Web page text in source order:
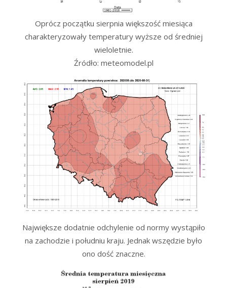
Oprócz początku sierpnia większość miesiąca
charakteryzowały temperatury wyższe od średniej
wieloletnie.
Źródło: meteomodel.pl
Największe dodatnie odchylenie od normy wystąpiło
na zachodzie i południu kraju. Jednak wszędzie było
ono dość znaczne.